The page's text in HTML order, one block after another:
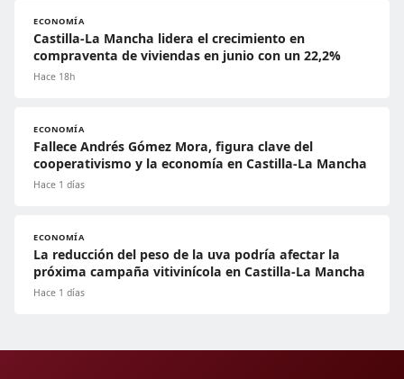
ECONOMÍA
Castilla-La Mancha lidera el crecimiento en
compraventa de viviendas en junio con un 22,2%
Hace 18h
ECONOMÍA
Fallece Andrés Gómez Mora, figura clave del
cooperativismo y la economía en Castilla-La Mancha
Hace 1 días
ECONOMÍA
La reducción del peso de la uva podría afectar la
próxima campaña vitivinícola en Castilla-La Mancha
Hace 1 días